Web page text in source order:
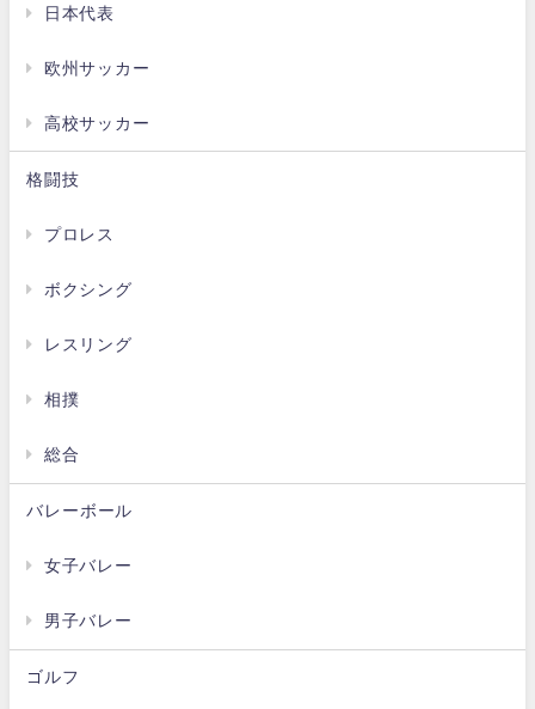
日本代表
欧州サッカー
高校サッカー
格闘技
プロレス
ボクシング
レスリング
相撲
総合
バレーボール
女子バレー
男子バレー
ゴルフ